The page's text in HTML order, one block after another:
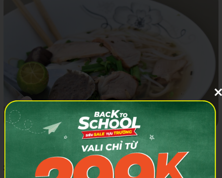
Món hủ tiếu khá nổi tiếng ở chợ nổi với giá cả vô cùng phải
chăng
3.3 Uống cafe sáng trên chợ nổi